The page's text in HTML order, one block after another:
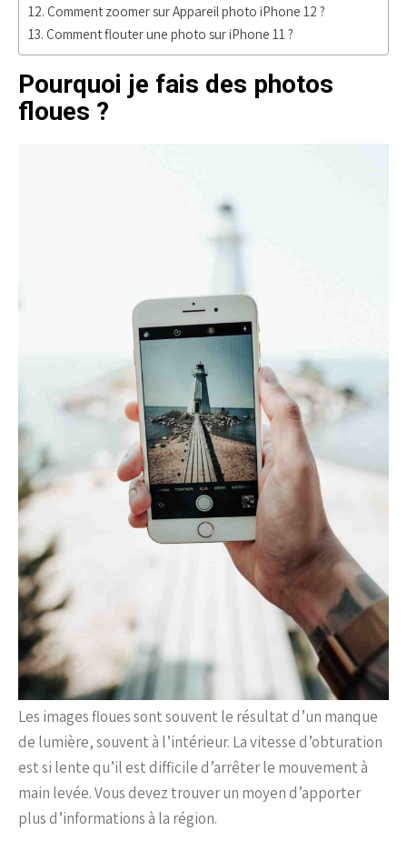
Comment zoomer sur Appareil photo iPhone 12 ?
Comment flouter une photo sur iPhone 11 ?
Pourquoi je fais des photos
floues ?
Les images floues sont souvent le résultat d’un manque
de lumière, souvent à l’intérieur. La vitesse d’obturation
est si lente qu’il est difficile d’arrêter le mouvement à
main levée. Vous devez trouver un moyen d’apporter
plus d’informations à la région.